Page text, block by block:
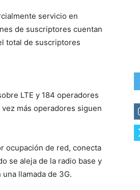
servicio en
de suscriptores cuentan
total de suscriptores
LTE y 184 operadores
más operadores siguen
ocupación de red, conecta
se aleja de la radio base y
llamada de 3G.